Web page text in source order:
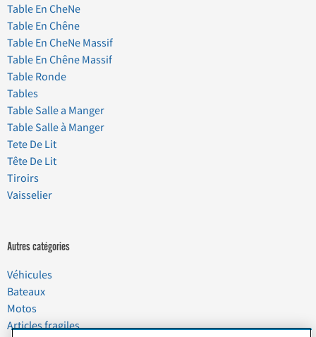
Table En CheNe
Table En Chêne
Table En CheNe Massif
Table En Chêne Massif
Table Ronde
Tables
Table Salle a Manger
Table Salle à Manger
Tete De Lit
Tête De Lit
Tiroirs
Vaisselier
Autres catégories
Véhicules
Bateaux
Motos
Articles fragiles